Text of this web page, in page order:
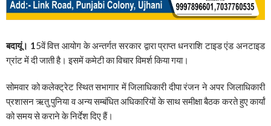
बदायूं। 15वें वित्त आयोग के अन्तर्गत सरकार द्वारा प्राप्त धनराशि टाइड एंड अनटाइड
ग्रांट में दी जाती है। इसमें कमेटी का विचार विमर्श किया गया।
सोमवार को कलेक्ट्रेट स्थित सभागार में जिलाधिकारी दीपा रंजन ने अपर जिलाधिकारी
प्रशासन ऋतु पुनिया व अन्य सम्बंधित अधिकारियों के साथ समीक्षा बैठक करते हुए कार्यां
को समय से कराने के निर्देश दिए हैं।